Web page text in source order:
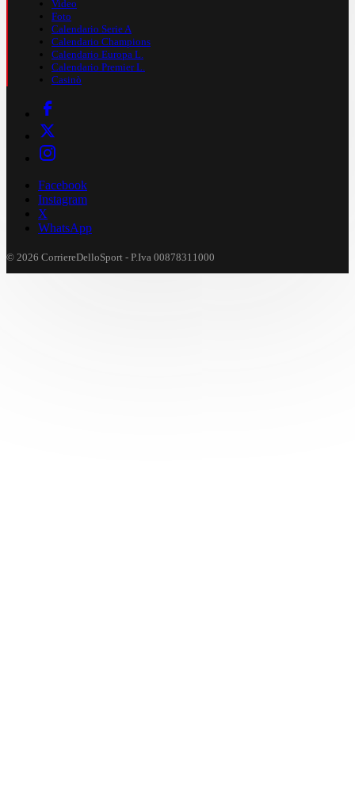
Video
Foto
Calendario Serie A
Calendario Champions
Calendario Europa L.
Calendario Premier L.
Casinò
Facebook
Instagram
X
WhatsApp
© 2026 CorriereDelloSport - P.Iva 00878311000